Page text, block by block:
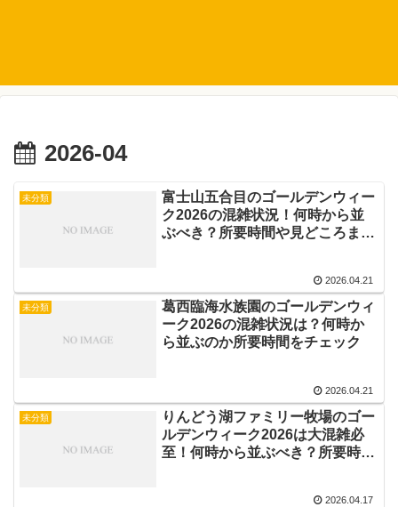
2026-04
未分類
富士山五合目のゴールデンウィー
ク2026の混雑状況！何時から並
ぶべき？所要時間や見どころまと
2026.04.21
未分類
葛西臨海水族園のゴールデンウィ
ーク2026の混雑状況は？何時か
ら並ぶのか所要時間をチェック
2026.04.21
未分類
りんどう湖ファミリー牧場のゴー
ルデンウィーク2026は大混雑必
至！何時から並ぶべき？所要時間
2026.04.17